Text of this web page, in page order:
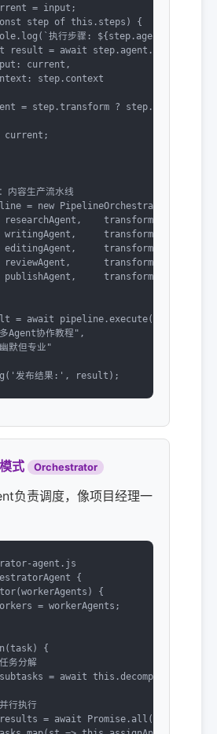
= input;
step of this.steps) {
执行步骤: ${step.agent.name}`);
result = await step.agent.run({
current,
step.context
= step.transform ?
current;
内容生产流水线
= new PipelineOrchestrator([
researchAgent,    transform: r =>
writingAgent,     transform: r =>
editingAgent,     transform: r =>
reviewAgent,      transform: r =>
publishAgent,     transform: r =>
= await pipeline.execute({
Agent协作教程",
默但专业"
发布结果:', result);
式 Orchestrator
负责调度，像项目经理一
agent.js
{
{
= workerAgents;
{
务分解
= await
行执行
= await Promise.all(